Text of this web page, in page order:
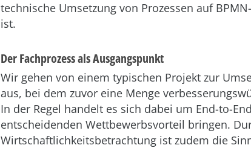
technische Umsetzung von Prozessen auf
ist.
Der Fachprozess als Ausgangspunkt
Wir gehen von einem typischen Projekt zur
aus, bei dem zuvor eine Menge
In der Regel handelt es sich dabei um End-to-
entscheidenden Wettbewerbsvorteil bringen.
Wirtschaftlichkeitsbetrachtung ist zudem die